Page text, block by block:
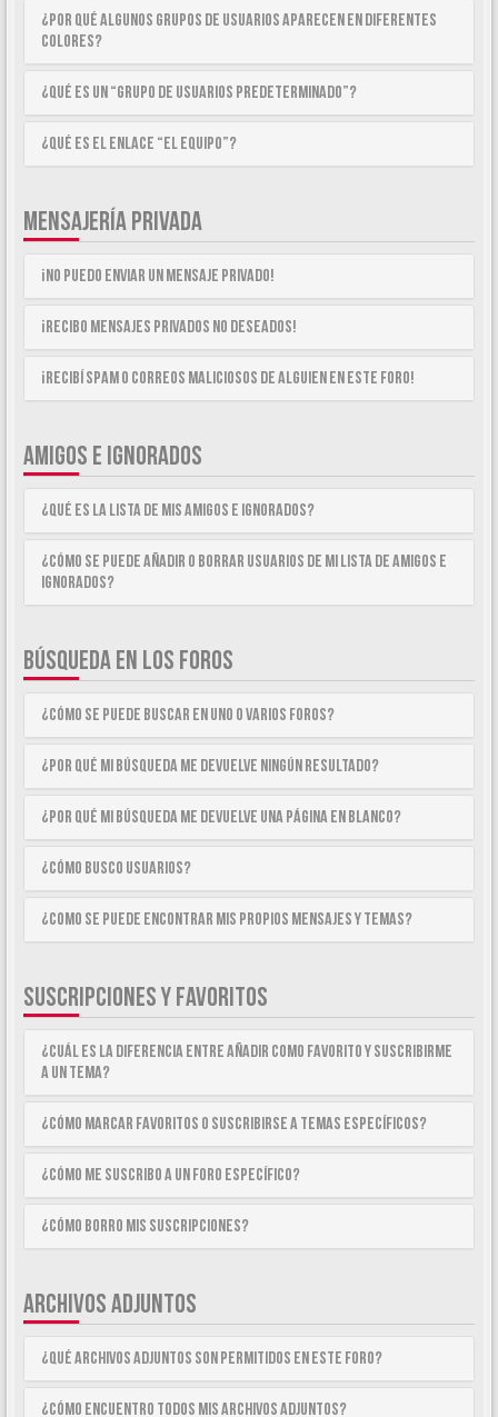
¿Por qué algunos Grupos de Usuarios aparecen en diferentes
colores?
¿Qué es un “Grupo de Usuarios predeterminado”?
¿Qué es el enlace “El equipo”?
MENSAJERÍA PRIVADA
¡No puedo enviar un mensaje privado!
¡Recibo mensajes privados no deseados!
¡Recibí spam o correos maliciosos de alguien en este foro!
AMIGOS E IGNORADOS
¿Qué es la lista de Mis Amigos e Ignorados?
¿Cómo se puede añadir o borrar usuarios de mi lista de Amigos e
Ignorados?
BÚSQUEDA EN LOS FOROS
¿Cómo se puede buscar en uno o varios foros?
¿Por qué mi búsqueda me devuelve ningún resultado?
¿Por qué mi búsqueda me devuelve una página en blanco?
¿Cómo busco usuarios?
¿Como se puede encontrar mis propios mensajes y temas?
SUSCRIPCIONES Y FAVORITOS
¿Cuál es la diferencia entre añadir como Favorito y suscribirme
a un tema?
¿Cómo marcar Favoritos o suscribirse a temas específicos?
¿Cómo me suscribo a un foro específico?
¿Cómo borro mis suscripciones?
ARCHIVOS ADJUNTOS
¿Qué archivos adjuntos son permitidos en este foro?
¿Cómo encuentro todos mis archivos adjuntos?